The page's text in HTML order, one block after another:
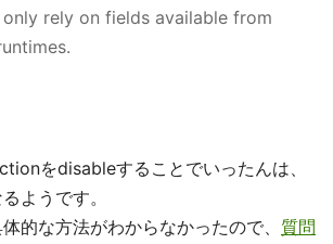
rely on fields available from
をdisableすることでいったんは、
ようです。
的な方法がわからなかったので、 質問